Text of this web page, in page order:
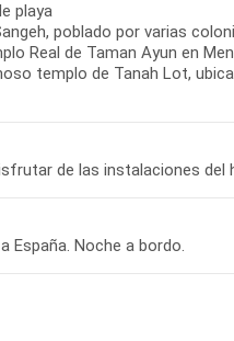
playa
poblado por varias
Real de Taman Ayun en
templo de Tanah Lot,
de las instalaciones del
España. Noche a bordo.